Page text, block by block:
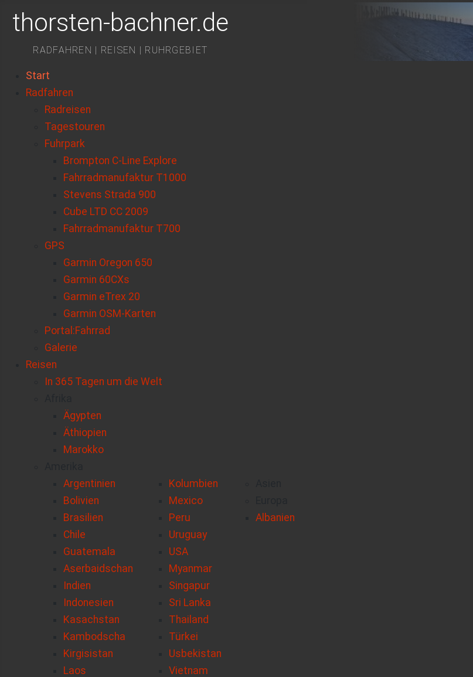
thorsten-bachner.de
RADFAHREN | REISEN | RUHRGEBIET
Start
Radfahren
Radreisen
Tagestouren
Fuhrpark
Brompton C-Line Explore
Fahrradmanufaktur T1000
Stevens Strada 900
Cube LTD CC 2009
Fahrradmanufaktur T700
GPS
Garmin Oregon 650
Garmin 60CXs
Garmin eTrex 20
Garmin OSM-Karten
Portal:Fahrrad
Galerie
Reisen
In 365 Tagen um die Welt
Ägypten
Äthiopien
Marokko
Argentinien
Bolivien
Brasilien
Chile
Guatemala
Kolumbien
Mexico
Peru
Uruguay
USA
Aserbaidschan
Indien
Indonesien
Kasachstan
Kambodscha
Kirgisistan
Laos
Myanmar
Singapur
Sri Lanka
Thailand
Türkei
Usbekistan
Vietnam
Albanien